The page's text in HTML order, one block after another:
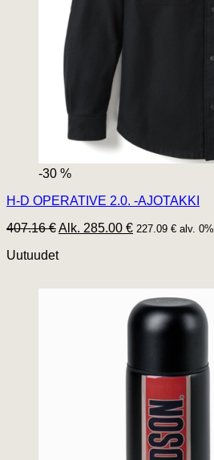
-30 %
H-D OPERATIVE 2.0. -AJOTAKKI
407.16 €Alk. 285.00 € 227.09 € alv. 0%
Uutuudet